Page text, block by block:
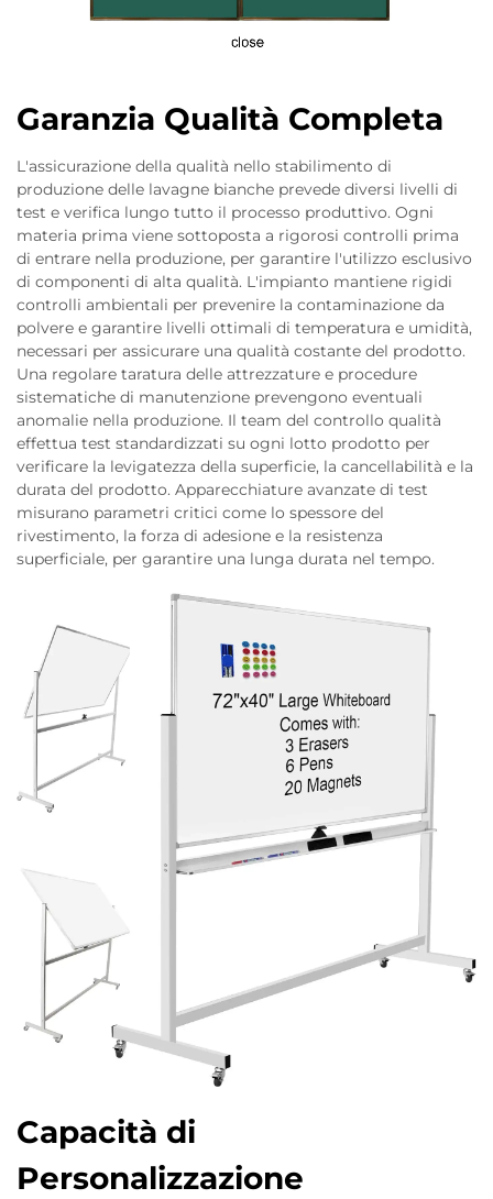
Garanzia Qualità Completa
L'assicurazione della qualità nello stabilimento di
produzione delle lavagne bianche prevede diversi livelli di
test e verifica lungo tutto il processo produttivo. Ogni
materia prima viene sottoposta a rigorosi controlli prima
di entrare nella produzione, per garantire l'utilizzo esclusivo
di componenti di alta qualità. L'impianto mantiene rigidi
controlli ambientali per prevenire la contaminazione da
polvere e garantire livelli ottimali di temperatura e umidità,
necessari per assicurare una qualità costante del prodotto.
Una regolare taratura delle attrezzature e procedure
sistematiche di manutenzione prevengono eventuali
anomalie nella produzione. Il team del controllo qualità
effettua test standardizzati su ogni lotto prodotto per
verificare la levigatezza della superficie, la cancellabilità e la
durata del prodotto. Apparecchiature avanzate di test
misurano parametri critici come lo spessore del
rivestimento, la forza di adesione e la resistenza
superficiale, per garantire una lunga durata nel tempo.
Capacità di
Personalizzazione